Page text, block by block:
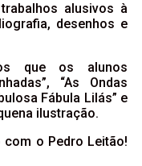
alusivos à
desenhos e
que os alunos
“As Ondas
Fábula Lilás” e
ilustração.
com o Pedro Leitão!